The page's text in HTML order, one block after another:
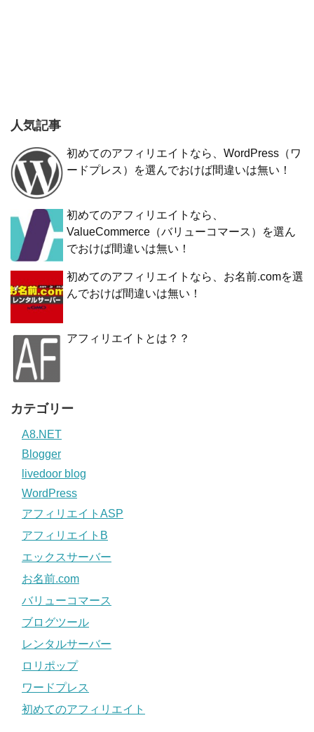
人気記事
初めてのアフィリエイトなら、WordPress（ワ
ードプレス）を選んでおけば間違いは無い！
初めてのアフィリエイトなら、
ValueCommerce（バリューコマース）を選ん
でおけば間違いは無い！
初めてのアフィリエイトなら、お名前.comを選
んでおけば間違いは無い！
アフィリエイトとは？？
カテゴリー
A8.NET
Blogger
livedoor blog
WordPress
アフィリエイトASP
アフィリエイトB
エックスサーバー
お名前.com
バリューコマース
ブログツール
レンタルサーバー
ロリポップ
ワードプレス
初めてのアフィリエイト